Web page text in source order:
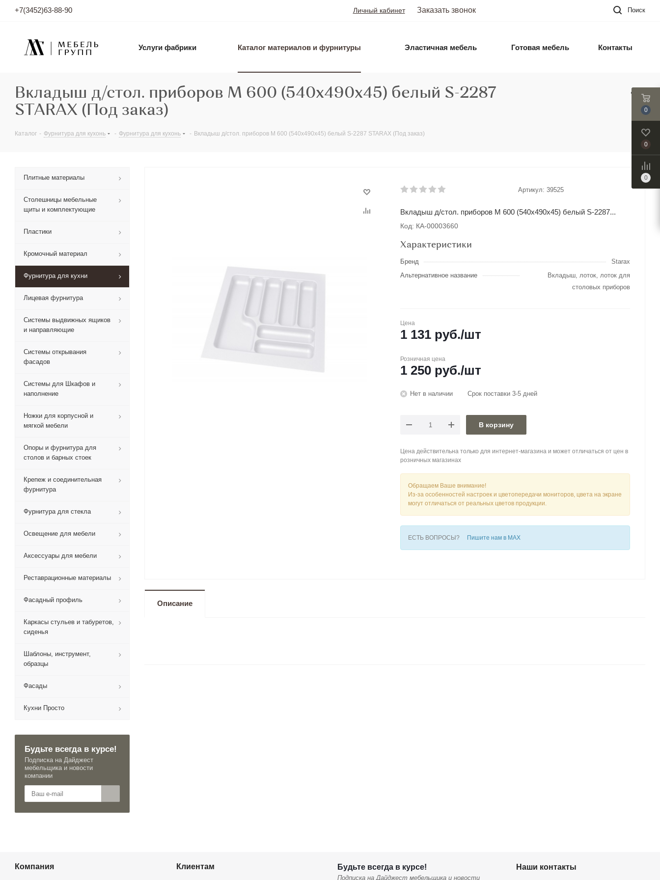
+7(3452)63-88-90 Личный кабинет Заказать звонок Поиск
Услуги фабрики Каталог материалов и фурнитуры Эластичная мебель Готовая мебель Контакты
Вкладыш д/стол. приборов M 600 (540х490х45) белый S-2287
STARAX (Под заказ)
Каталог - Фурнитура для кухонь - Фурнитура для кухонь - Вкладыш д/стол. приборов M 600 (540х490х45) белый S-2287 STARAX (Под заказ)
Артикул: 39525
Вкладыш д/стол. приборов M 600 (540х490х45) белый S-2287...
Код: КА-00003660
Характеристики
Бренд
Starax
Альтернативное название
Вкладыш, лоток, лоток для
столовых приборов
Цена
1 131 руб./шт
Розничная цена
1 250 руб./шт
Нет в наличии Срок поставки 3-5 дней
В корзину
Цена действительна только для интернет-магазина и может отличаться от цен в
розничных магазинах
Обращаем Ваше внимание!
Из-за особенностей настроек и цветопередачи мониторов, цвета на экране
могут отличаться от реальных цветов продукции.
ЕСТЬ ВОПРОСЫ? Пишите нам в MAX
Описание
Плитные материалы
Столешницы мебельные
щиты и комплектующие
Пластики
Кромочный материал
Фурнитура для кухни
Лицевая фурнитура
Системы выдвижных ящиков
и направляющие
Системы открывания
фасадов
Системы для Шкафов и
наполнение
Ножки для корпусной и
мягкой мебели
Опоры и фурнитура для
столов и барных стоек
Крепеж и соединительная
фурнитура
Фурнитура для стекла
Освещение для мебели
Аксессуары для мебели
Реставрационные материалы
Фасадный профиль
Каркасы стульев и табуретов,
сиденья
Шаблоны, инструмент,
образцы
Фасады
Кухни Просто
Будьте всегда в курсе!
Подписка на Дайджест
мебельщика и новости
компании
Компания Клиентам Будьте всегда в курсе!
Подписка на Дайджест мебельщика и новости
Наши контакты
0
0
0